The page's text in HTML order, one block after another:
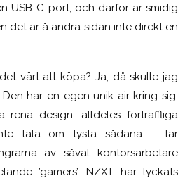
USB-C-port, och därför är smidig
det är å andra sidan inte direkt en
värt att köpa? Ja, då skulle jag
Den har en egen unik air kring sig,
rena design, alldeles förträffliga
tala om tysta sådana – lär
av såväl kontorsarbetare
’gamers’. NZXT har lyckats